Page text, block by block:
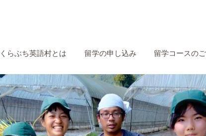
くらぶち英語村とは 留学の申し込み 留学コースの